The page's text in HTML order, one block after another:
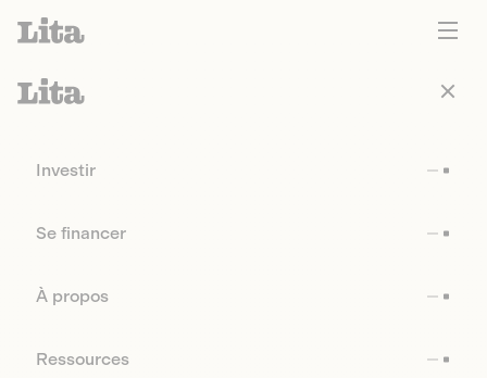
Investir
Se financer
À propos
Ressources